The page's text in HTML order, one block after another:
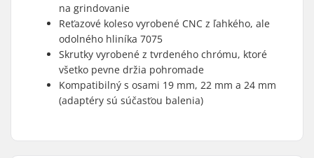
na grindovanie
Reťazové koleso vyrobené CNC z ľahkého, ale
odolného hliníka 7075
Skrutky vyrobené z tvrdeného chrómu, ktoré
všetko pevne držia pohromade
Kompatibilný s osami 19 mm, 22 mm a 24 mm
(adaptéry sú súčasťou balenia)